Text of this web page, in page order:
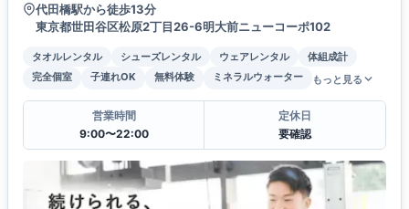
代田橋駅から徒歩13分
東京都世田谷区松原2丁目26-6明大前ニューコーポ102
タオルレンタル シューズレンタル ウェアレンタル
体組成計
完全個室
子連れOK 無料体験 ミネラルウォーター もっと見る
営業時間
9:00〜22:00
定休日
要確認